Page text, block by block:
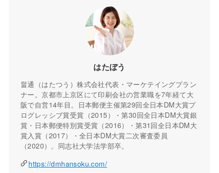
はたぼう
畠通（はたつう）株式会社代表・マーケテイングプラン
ナー。京都市上京区にて印刷会社の営業職を7年経て大
阪で自営14年目。日本郵便主催第29回全日本DM大賞プ
ログレッシブ賞受賞（2015）・第30回全日本DM大賞銀
賞・日本郵便特別賞受賞（2016）・第31回全日本DM大
賞入賞（2017）・全日本DM大賞二次審査委員
（2020）。同志社大学法学部卒。
https://dmhansoku.com/